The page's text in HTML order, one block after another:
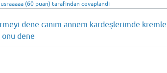
(60 puan) tarafından cevaplandı
dene canım annem kardeşlerimde
onu dene